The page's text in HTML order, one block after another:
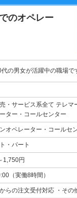
のオペレー
の男女が活躍中の職場で
・サービス系全て テレマ
ター・コールセンター
オペレーター・コールセ
・パート
1,750円
（実働8時間）
からの注文受付対応 ・そ